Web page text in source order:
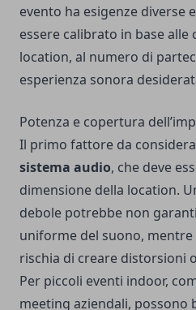
evento ha esigenze diverse
essere calibrato in base
location, al numero di
esperienza sonora
Potenza e copertura
Il primo fattore da
sistema audio, che deve
dimensione della location.
debole potrebbe non
uniforme del suono,
rischia di creare distorsioni
Per piccoli eventi indoor,
meeting aziendali, possono